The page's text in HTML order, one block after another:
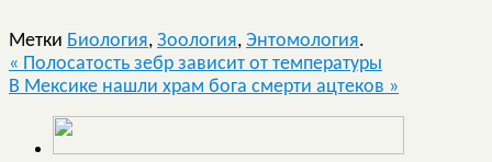
Метки Биология, Зоология, Энтомология.
« Полосатость зебр зависит от температуры
В Мексике нашли храм бога смерти ацтеков »